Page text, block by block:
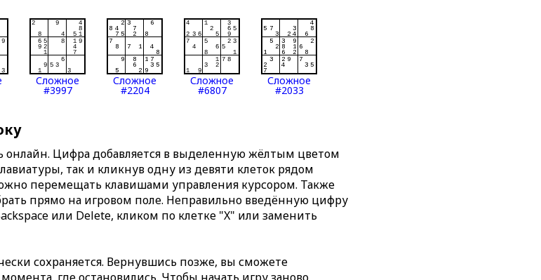
Сложное
#3997
Сложное
#2204
Сложное
#6807
Сложное
#2033
онлайн. Цифра добавляется в выделенную жёлтым цветом
так и кликнув одну из девяти клеток рядом
перемещать клавишами управления курсором. Также
прямо на игровом поле. Неправильно введённую цифру
или Delete, кликом по клетке "X" или заменить
сохраняется. Вернувшись позже, вы сможете